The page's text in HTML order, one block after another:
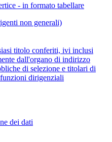
- in formato tabellare
non generali)
titolo conferiti, ivi inclusi
dall'organo di indirizzo
di selezione e titolari di
dirigenziali
dei dati